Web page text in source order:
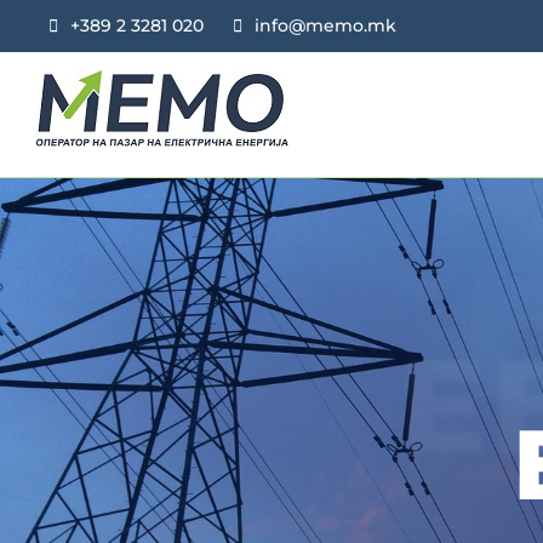
+389 2 3281 020 info@memo.mk